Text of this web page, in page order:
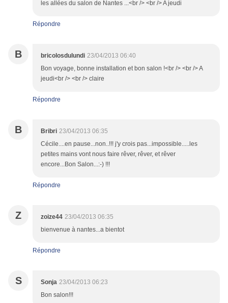
les allées du salon de Nantes ...<br /> <br /> A jeudi
Répondre
B bricolosdulundi 23/04/2013 06:40
Bon voyage, bonne installation et bon salon !<br /> <br /> A
jeudi<br /> <br /> claire
Répondre
B Bribri 23/04/2013 06:35
Cécile....en pause...non..!!! j'y crois pas...impossible.....les
petites mains vont nous faire rêver, rêver, et rêver
encore...Bon Salon...:-) !!!
Répondre
Z zoize44 23/04/2013 06:35
bienvenue à nantes...a bientot
Répondre
S Sonja 23/04/2013 06:23
Bon salon!!!